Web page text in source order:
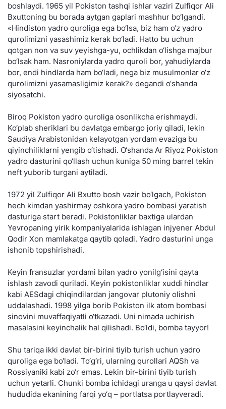
boshlaydi. 1965 yil Pokiston tashqi ishlar vaziri Zulfiqor Ali
Bxuttoning bu borada aytgan gaplari mashhur bo‘lgandi.
«Hindiston yadro quroliga ega bo‘lsa, biz ham o‘z yadro
qurolimizni yasashimiz kerak bo‘ladi. Hatto bu uchun
qotgan non va suv yeyishga-yu, ochlikdan o‘lishga majbur
bo‘lsak ham. Nasroniylarda yadro quroli bor, yahudiylarda
bor, endi hindlarda ham bo‘ladi, nega biz musulmonlar o‘z
qurolimizni yasamasligimiz kerak?» degandi o‘shanda
siyosatchi.
Biroq Pokiston yadro quroliga osonlikcha erishmaydi.
Ko‘plab sheriklari bu davlatga embargo joriy qiladi, lekin
Saudiya Arabistonidan kelayotgan yordam evaziga bu
qiyinchiliklarni yengib o‘tishadi. O‘shanda Ar Riyoz Pokiston
yadro dasturini qo‘llash uchun kuniga 50 ming barrel tekin
neft yuborib turgani aytiladi.
1972 yil Zulfiqor Ali Bxutto bosh vazir bo‘lgach, Pokiston
hech kimdan yashirmay oshkora yadro bombasi yaratish
dasturiga start beradi. Pokistonliklar baxtiga ulardan
Yevropaning yirik kompaniyalarida ishlagan injyener Abdul
Qodir Xon mamlakatga qaytib qoladi. Yadro dasturini unga
ishonib topshirishadi.
Keyin fransuzlar yordami bilan yadro yonilg‘isini qayta
ishlash zavodi quriladi. Keyin pokistonliklar xuddi hindlar
kabi AESdagi chiqindilardan jangovar plutoniy olishni
uddalashadi. 1998 yilga borib Pokiston ilk atom bombasi
sinovini muvaffaqiyatli o‘tkazadi. Uni nimada uchirish
masalasini keyinchalik hal qilishadi. Bo‘ldi, bomba tayyor!
Shu tariqa ikki davlat bir-birini tiyib turish uchun yadro
quroliga ega bo‘ladi. To‘g‘ri, ularning qurollari AQSh va
Rossiyaniki kabi zo‘r emas. Lekin bir-birini tiyib turish
uchun yetarli. Chunki bomba ichidagi uranga u qaysi davlat
hududida ekanining farqi yo‘q – portlatsa portlayveradi.